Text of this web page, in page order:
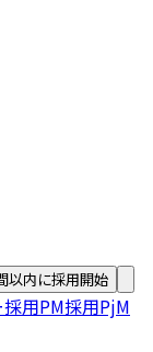
以内に採用開始
用PM採用PjM